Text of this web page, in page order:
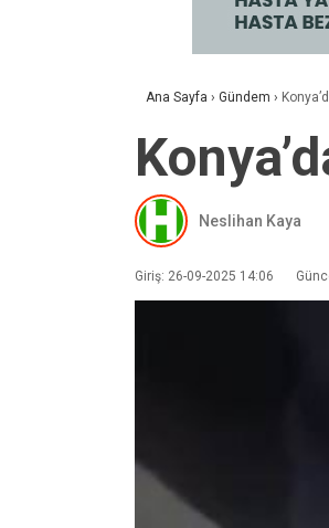
Ana Sayfa › Gündem ›
Neslihan Kaya
Giriş: 26-09-2025 14:06